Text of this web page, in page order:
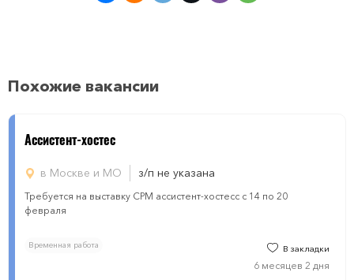
Похожие вакансии
Ассистент-хостес
в Москве и МО з/п не указана
Требуется на выставку СРМ ассистент-хостесс с 14 по 20
февраля
Временная работа В закладки
6 месяцев 2 дня